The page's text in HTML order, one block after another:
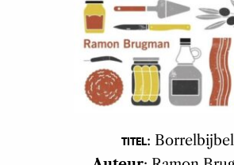
TITEL: Borrelbijbel